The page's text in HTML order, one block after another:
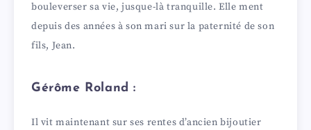
bouleverser sa vie, jusque-là tranquille. Elle ment
depuis des années à son mari sur la paternité de son
fils, Jean.
Gérôme Roland :
Il vit maintenant sur ses rentes d’ancien bijoutier